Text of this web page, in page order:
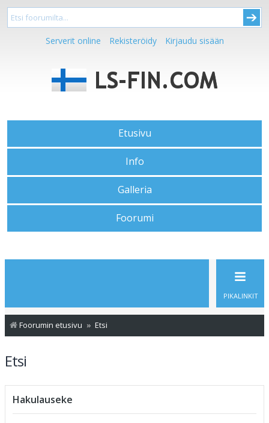
Serverit online Rekisteröidy Kirjaudu sisään
Etusivu
Info
Galleria
Foorumi
PIKALINKIT
Foorumin etusivu Etsi
Etsi
Hakulauseke